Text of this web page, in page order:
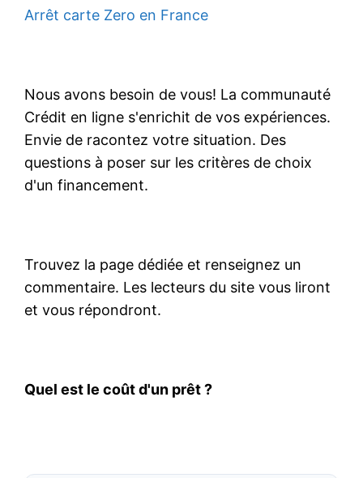
Arrêt carte Zero en France
Nous avons besoin de vous! La communauté
Crédit en ligne s'enrichit de vos expériences.
Envie de racontez votre situation. Des
questions à poser sur les critères de choix
d'un financement.
Trouvez la page dédiée et renseignez un
commentaire. Les lecteurs du site vous liront
et vous répondront.
Quel est le coût d'un prêt ?